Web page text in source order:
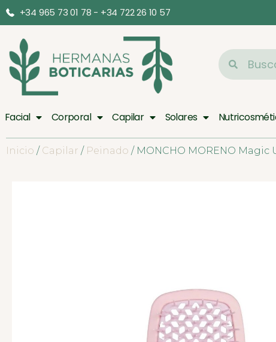
+34 965 73 01 78 - +34 722 26 10 57
Facial Corporal Capilar Solares
Inicio / Capilar / Peinado / MONCHO MORENO Magic